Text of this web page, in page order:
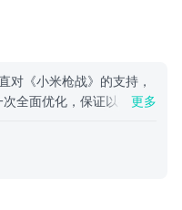
夺旗玩法，陆战坦克与武装
该模式旨在还原“海陆空一
、生化模式、躲猫猫模式
对《小米枪战》的支持，
全面优化，保证以往出现
枪友能继续给我们提供建
行收集大家反馈！再次感
更多